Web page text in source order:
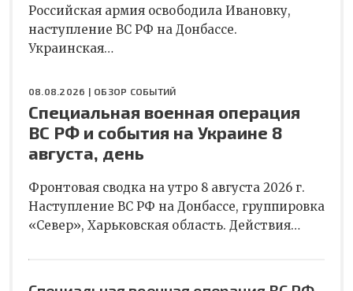
Российская армия освободила Ивановку,
наступление ВС РФ на Донбассе.
Украинская…
08.08.2026 | ОБЗОР СОБЫТИЙ
Специальная военная операция
ВС РФ и события на Украине 8
августа, день
Фронтовая сводка на утро 8 августа 2026 г.
Наступление ВС РФ на Донбассе, группировка
«Север», Харьковская область. Действия…